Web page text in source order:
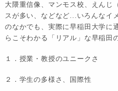
大隈重信像、マンモス校、えんじ
スが多い、などなど...いろんなイ
のなかでも、実際に早稲田大学に
らこそわかる「リアル」な早稲田
１．授業・教授のユニークさ
２．学生の多様さ、国際性